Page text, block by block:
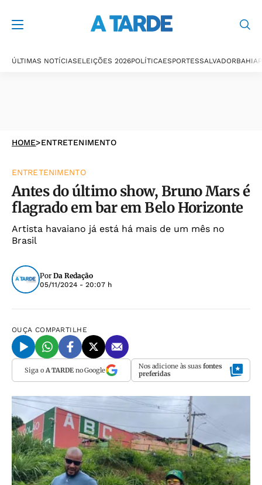
ÚLTIMAS NOTÍCIASELEIÇÕES 2026POLÍTICAESPORTESSALVADORBAHIA
HOME>ENTRETENIMENTO
ENTRETENIMENTO
Antes do último show, Bruno Mars é
flagrado em bar em Belo Horizonte
Artista havaiano já está há mais de um mês no
Brasil
Por Da Redação
05/11/2024 - 20:07 h
OUÇA COMPARTILHE
Siga o A TARDEno Google Nos adicione às suas fontes
preferidas